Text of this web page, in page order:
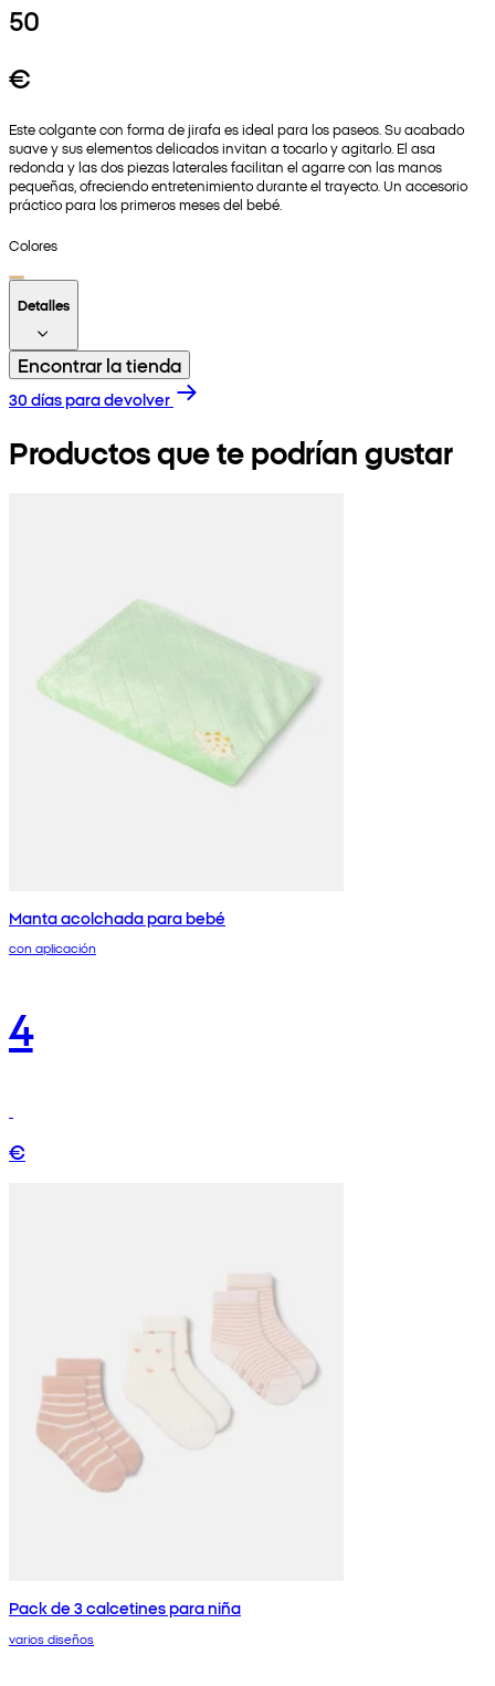
50
€
Este colgante con forma de jirafa es ideal para los paseos. Su acabado
suave y sus elementos delicados invitan a tocarlo y agitarlo. El asa
redonda y las dos piezas laterales facilitan el agarre con las manos
pequeñas, ofreciendo entretenimiento durante el trayecto. Un accesorio
práctico para los primeros meses del bebé.
Colores
Detalles
Encontrar la tienda
30 días para devolver
Productos que te podrían gustar
Manta acolchada para bebé
con aplicación
4
€
Pack de 3 calcetines para niña
varios diseños